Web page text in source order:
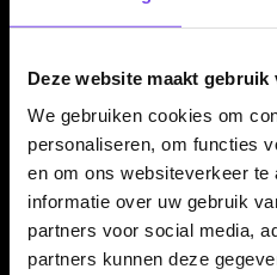
Deze website maakt gebruik
We gebruiken cookies om
personaliseren, om functies
en om ons websiteverkeer
informatie over uw gebruik
partners voor social media,
partners kunnen deze
✓ Originele Harrows Noble
✓ Gemaakt van 90% tungsten
✓ Unieke barrelvorm met
✓ Predator grip aan de
✓ Ring grip aan de achterkant
✓
Zwart, zilver en gouden